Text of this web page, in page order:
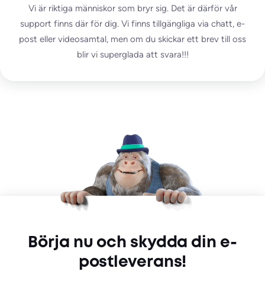
Anpassad
obegränsatantal testmejl
Multi-organisatoriskt upplägg
Dedikerad kundansvarig
Vi är riktiga människor som bryr sig. Det är därför vår
support finns där för dig. Vi finns tillgängliga via chatt, e-
post eller videosamtal, men om du skickar ett brev till oss
blir vi superglada att svara!!!
Börja nu och skydda din e-
postleverans!